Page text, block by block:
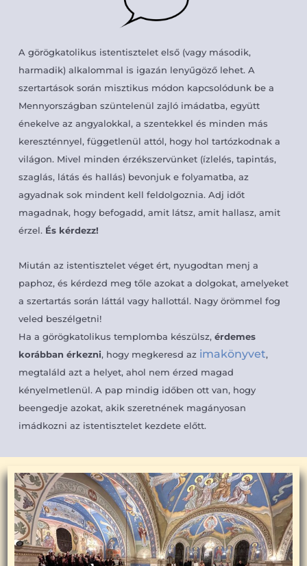
A görögkatolikus istentisztelet első (vagy második,
harmadik) alkalommal is igazán lenyűgöző lehet. A
szertartások során misztikus módon kapcsolódunk be a
Mennyországban szüntelenül zajló imádatba, együtt
énekelve az angyalokkal, a szentekkel és minden más
kereszténnyel, függetlenül attól, hogy hol tartózkodnak a
világon. Mivel minden érzékszervünket (ízlelés, tapintás,
szaglás, látás és hallás) bevonjuk e folyamatba, az
agyadnak sok mindent kell feldolgoznia. Adj időt
magadnak, hogy befogadd, amit látsz, amit hallasz, amit
érzel. És kérdezz!
Miután az istentisztelet véget ért, nyugodtan menj a
paphoz, és kérdezd meg tőle azokat a dolgokat, amelyeket
a szertartás során láttál vagy hallottál. Nagy örömmel fog
veled beszélgetni!
Ha a görögkatolikus templomba készülsz, érdemes
korábban érkezni, hogy megkeresd az imakönyvet,
megtaláld azt a helyet, ahol nem érzed magad
kényelmetlenül. A pap mindig időben ott van, hogy
beengedje azokat, akik szeretnének magányosan
imádkozni az istentisztelet kezdete előtt.